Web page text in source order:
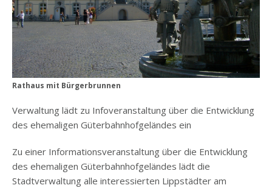
Rathaus mit Bürgerbrunnen
Verwaltung lädt zu Infoveranstaltung über die Entwicklung
des ehemaligen Güterbahnhofgeländes ein
Zu einer Informationsveranstaltung über die Entwicklung
des ehemaligen Güterbahnhofgeländes lädt die
Stadtverwaltung alle interessierten Lippstädter am